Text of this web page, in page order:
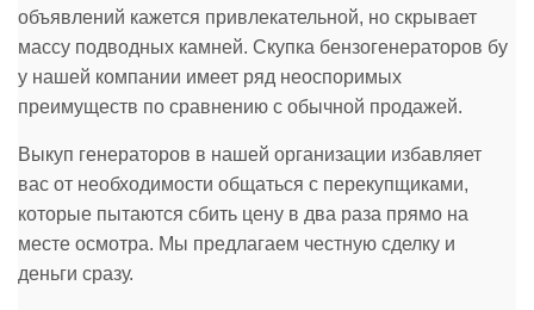
объявлений кажется привлекательной, но скрывает
массу подводных камней. Скупка бензогенераторов бу
у нашей компании имеет ряд неоспоримых
преимуществ по сравнению с обычной продажей.
Выкуп генераторов в нашей организации избавляет
вас от необходимости общаться с перекупщиками,
которые пытаются сбить цену в два раза прямо на
месте осмотра. Мы предлагаем честную сделку и
деньги сразу.